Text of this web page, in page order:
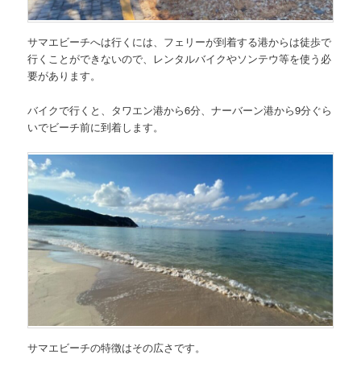
サマエビーチへは行くには、フェリーが到着する港からは徒歩で
行くことができないので、レンタルバイクやソンテウ等を使う必
要があります。
バイクで行くと、タワエン港から6分、ナーバーン港から9分ぐら
いでビーチ前に到着します。
サマエビーチの特徴はその広さです。